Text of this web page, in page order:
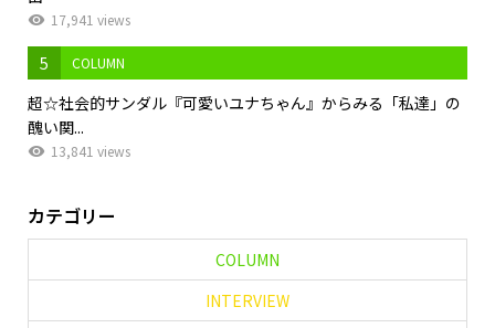
17,941 views
5 COLUMN
超☆社会的サンダル『可愛いユナちゃん』からみる「私達」の
醜い関...
13,841 views
カテゴリー
COLUMN
INTERVIEW